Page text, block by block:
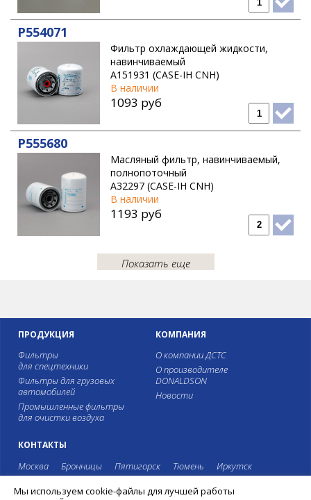
P554071
Фильтр охлаждающей жидкости,
навинчиваемый
A151931 (CASE-IH CNH)
В наличии
1093 руб
P555680
Масляный фильтр, навинчиваемый,
полнопоточный
A32297 (CASE-IH CNH)
В наличии
1193 руб
Показать еще
КОМПАНИЯ
О компании ДСТС
О производителе
DONALDSON
Новости
ПРОДУКЦИЯ
Фильтры
для спецтехники
Фильтры для грузовых
автомобилей
Промышленные фильтры
для очистки воздуха
КОНТАКТЫ
Москва Бронницы Пятигорск Тюмень Иркутск
Мы используем cookie-файлы для лучшей работы